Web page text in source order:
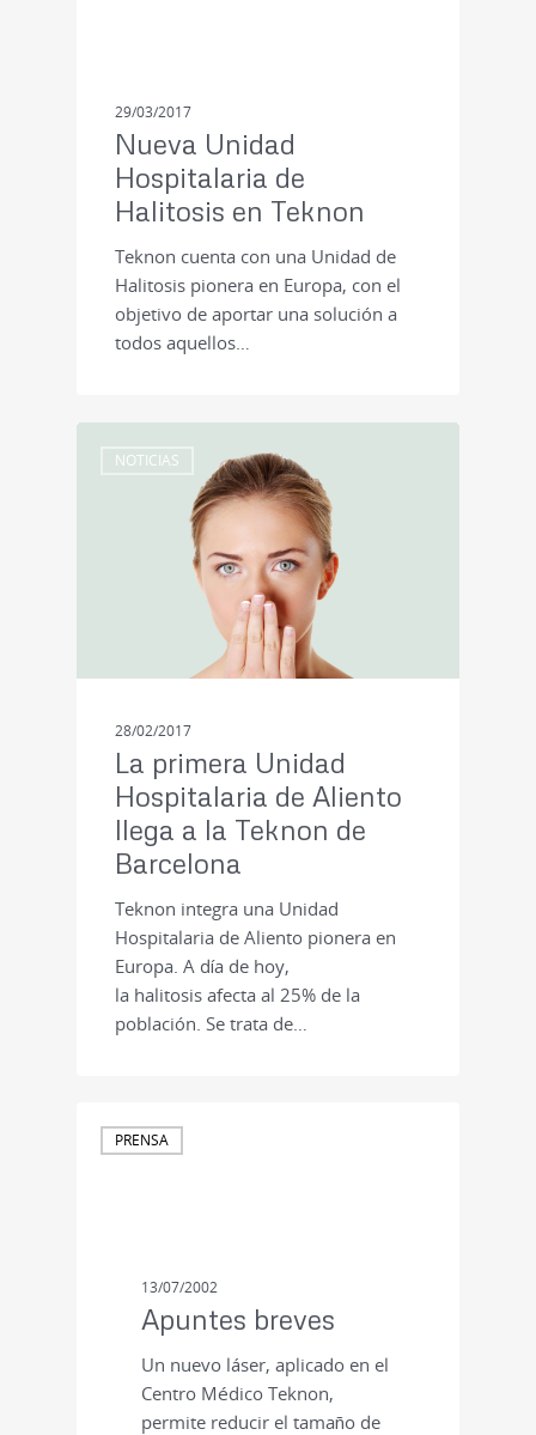
29/03/2017
Nueva Unidad
Hospitalaria de
Halitosis en Teknon
Teknon cuenta con una Unidad de
Halitosis pionera en Europa, con el
objetivo de aportar una solución a
todos aquellos…
NOTICIAS
28/02/2017
La primera Unidad
Hospitalaria de Aliento
llega a la Teknon de
Barcelona
Teknon integra una Unidad
Hospitalaria de Aliento pionera en
Europa. A día de hoy,
la halitosis afecta al 25% de la
población. Se trata de…
PRENSA
13/07/2002
Apuntes breves
Un nuevo láser, aplicado en el
Centro Médico Teknon,
permite reducir el tamaño de